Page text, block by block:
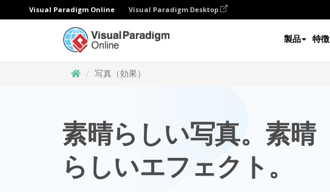
Visual Paradigm Online Visual Paradigm Desktop
製品 特徴
写真（効果）
素晴らしい写真。素晴
らしいエフェクト。